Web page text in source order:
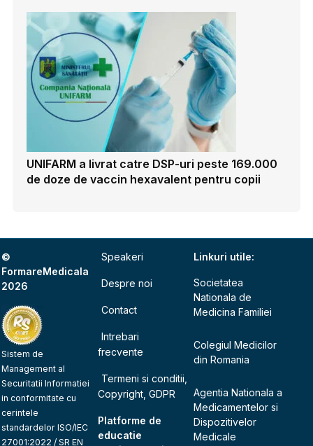
UNIFARM a livrat catre DSP-uri peste 169.000
de doze de vaccin hexavalent pentru copii
©
FormareMedicala
2026
Sistem de
Management al
Securitatii Informatiei
in conformitate cu
cerintele
standardelor ISO/IEC
27001:2022 / SR EN
Speakeri
Despre noi
Contact
Intrebari
frecvente
Termeni si conditii,
Copyright, GDPR
Platforme de
educatie
Linkuri utile:
Societatea
Nationala de
Medicina Familiei
Colegiul Medicilor
din Romania
Agentia Nationala a
Medicamentelor si
Dispozitivelor
Medicale